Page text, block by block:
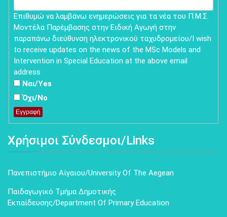
updates
Επιθυμώ να λαμβάνω ενημερώσεις για τα νέα του Π.Μ.Σ.
Μοντέλα Παρέμβασης στην Ειδική Αγωγή στην
παραπάνω διεύθυνση ηλεκτρονικού ταχυδρομείου/I wish
to receive updates on the news of the MSc Models and
Intervention in Special Education at the above email
address
Ναι/Yes
Όχι/No
Εγγραφή
Χρήσιμοι Σύνδεσμοι/Links
Πανεπιστήμιο Αίγαιου/University Of The Aegean
Παιδαγωγικό Τμήμα Δημοτικής
Εκπαίδευσης/Department Of Primary Education